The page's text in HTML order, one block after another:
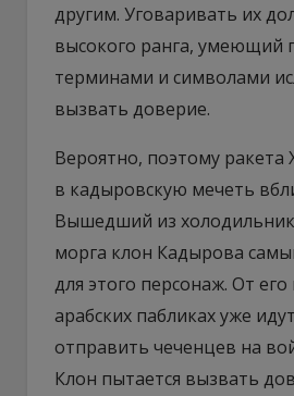
другим. Уговаривать их
высокого ранга, умеющий
терминами и символами
вызвать доверие.
Вероятно, поэтому
в кадыровскую мечеть
Вышедший из
морга клон Кадырова
для этого персонаж. От
арабских пабликах уже
отправить чеченцев на
Клон пытается вызвать